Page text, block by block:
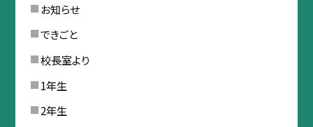
お知らせ
できごと
校長室より
1年生
2年生